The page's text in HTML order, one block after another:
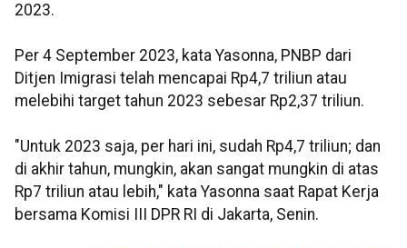
2023.
Per 4 September 2023, kata Yasonna, PNBP dari
Ditjen Imigrasi telah mencapai Rp4,7 triliun atau
melebihi target tahun 2023 sebesar Rp2,37 triliun.
"Untuk 2023 saja, per hari ini, sudah Rp4,7 triliun; dan
di akhir tahun, mungkin, akan sangat mungkin di atas
Rp7 triliun atau lebih," kata Yasonna saat Rapat Kerja
bersama Komisi III DPR RI di Jakarta, Senin.